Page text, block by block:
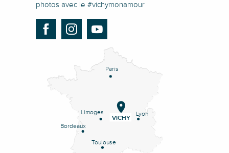
photos avec le #vichymonamour
Paris
Lyon
Limoges
Bordeaux
Toulouse
VICHY